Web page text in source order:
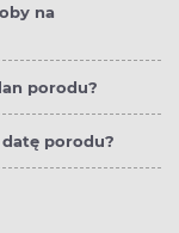
na
porodu?
porodu?